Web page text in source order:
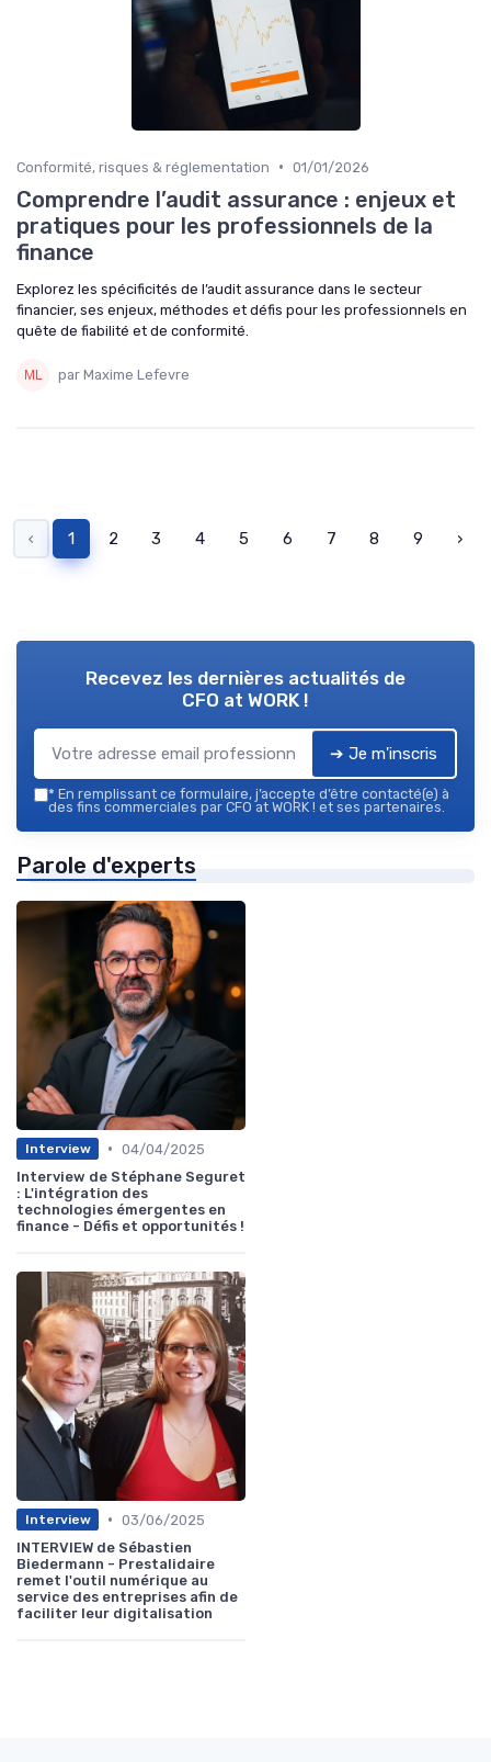
Conformité, risques & réglementation • 01/01/2026
Comprendre l’audit assurance : enjeux et
pratiques pour les professionnels de la
finance
Explorez les spécificités de l’audit assurance dans le secteur
financier, ses enjeux, méthodes et défis pour les professionnels en
quête de fiabilité et de conformité.
par Maxime Lefevre
‹ 1 2 3 4 5 6 7 8 9 ›
Recevez les dernières actualités de
CFO at WORK !
➔ Je m'inscris
* En remplissant ce formulaire, j’accepte d’être contacté(e) à
des fins commerciales par CFO at WORK ! et ses partenaires.
Parole d'experts
Interview • 04/04/2025
Interview de Stéphane Seguret
: L'intégration des
technologies émergentes en
finance - Défis et opportunités !
Interview • 03/06/2025
INTERVIEW de Sébastien
Biedermann - Prestalidaire
remet l'outil numérique au
service des entreprises afin de
faciliter leur digitalisation